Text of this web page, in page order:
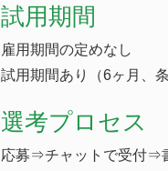
試用期間
雇用期間の定めなし
試用期間あり（6ヶ月、
選考プロセス
応募⇒チャットで受付⇒